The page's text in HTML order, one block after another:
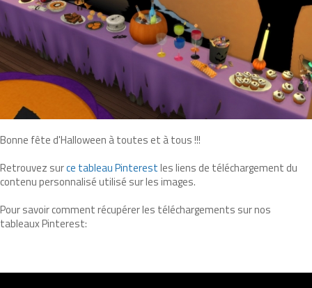
Bonne fête d'Halloween à toutes et à tous !!!
Retrouvez surce tableau Pinterestles liens de téléchargement du
contenu personnalisé utilisé sur les images.
Pour savoir comment récupérer les téléchargements sur nos
tableaux Pinterest: